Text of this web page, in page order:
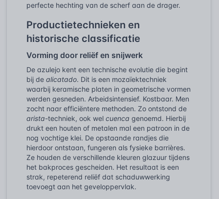
perfecte hechting van de scherf aan de drager.
Productietechnieken en
historische classificatie
Vorming door reliëf en snijwerk
De azulejo kent een technische evolutie die begint
bij de alicatado. Dit is een mozaïektechniek
waarbij keramische platen in geometrische vormen
werden gesneden. Arbeidsintensief. Kostbaar. Men
zocht naar efficiëntere methoden. Zo ontstond de
arista-techniek, ook wel cuenca genoemd. Hierbij
drukt een houten of metalen mal een patroon in de
nog vochtige klei. De opstaande randjes die
hierdoor ontstaan, fungeren als fysieke barrières.
Ze houden de verschillende kleuren glazuur tijdens
het bakproces gescheiden. Het resultaat is een
strak, repeterend reliëf dat schaduwwerking
toevoegt aan het geveloppervlak.